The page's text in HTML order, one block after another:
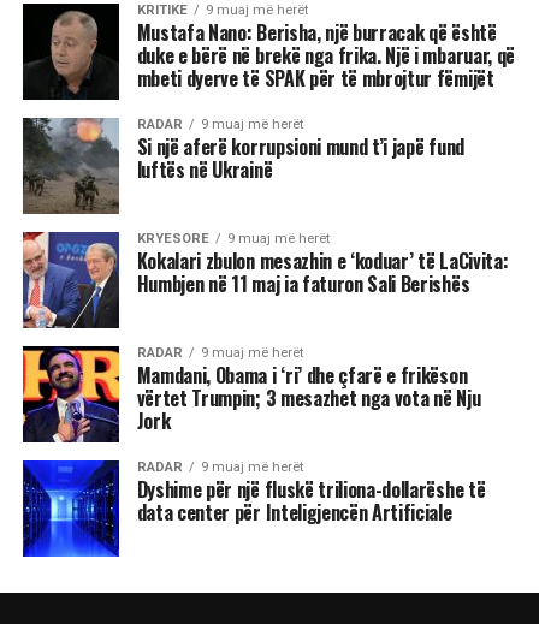
KRITIKE 9 muaj më herët
Mustafa Nano: Berisha, një burracak që është
duke e bërë në brekë nga frika. Një i mbaruar, që
mbeti dyerve të SPAK për të mbrojtur fëmijët
RADAR 9 muaj më herët
Si një aferë korrupsioni mund t’i japë fund
luftës në Ukrainë
KRYESORE 9 muaj më herët
Kokalari zbulon mesazhin e ‘koduar’ të LaCivita:
Humbjen në 11 maj ia faturon Sali Berishës
RADAR 9 muaj më herët
Mamdani, Obama i ‘ri’ dhe çfarë e frikëson
vërtet Trumpin; 3 mesazhet nga vota në Nju
Jork
RADAR 9 muaj më herët
Dyshime për një fluskë triliona-dollarëshe të
data center për Inteligjencën Artificiale